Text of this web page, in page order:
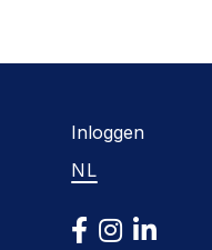
Inloggen
NL